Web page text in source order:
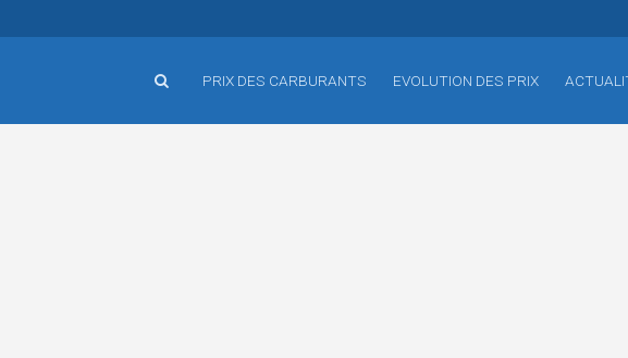
PRIX DES CARBURANTS EVOLUTION DES PRIX